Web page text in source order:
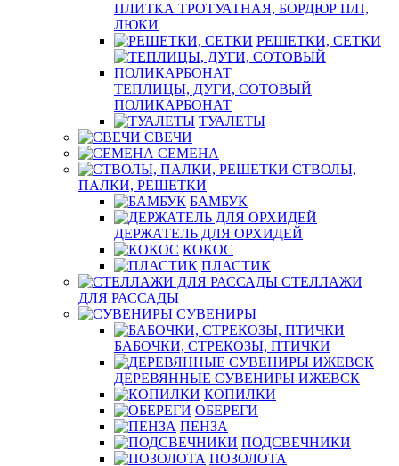
ПЛИТКА ТРОТУАТНАЯ, БОРДЮР П/П,
ЛЮКИ
РЕШЕТКИ, СЕТКИ
ТЕПЛИЦЫ, ДУГИ, СОТОВЫЙ
ПОЛИКАРБОНАТ
ТУАЛЕТЫ
СВЕЧИ
СЕМЕНА
СТВОЛЫ,
ПАЛКИ, РЕШЕТКИ
БАМБУК
ДЕРЖАТЕЛЬ ДЛЯ ОРХИДЕЙ
КОКОС
ПЛАСТИК
СТЕЛЛАЖИ
ДЛЯ РАССАДЫ
СУВЕНИРЫ
БАБОЧКИ, СТРЕКОЗЫ, ПТИЧКИ
ДЕРЕВЯННЫЕ СУВЕНИРЫ ИЖЕВСК
КОПИЛКИ
ОБЕРЕГИ
ПЕНЗА
ПОДСВЕЧНИКИ
ПОЗОЛОТА